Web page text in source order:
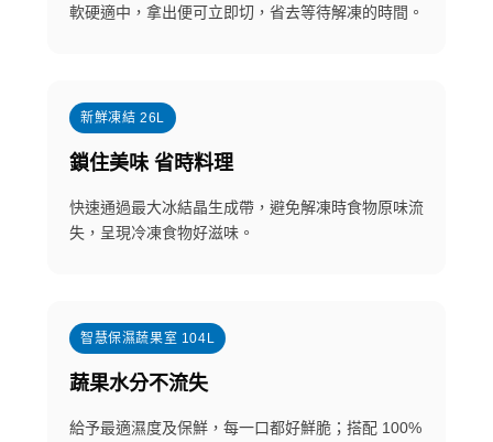
軟硬適中，拿出便可立即切，省去等待解凍的時間。
新鮮凍結 26L
鎖住美味 省時料理
快速通過最大冰結晶生成帶，避免解凍時食物原味流
失，呈現冷凍食物好滋味。
智慧保濕蔬果室 104L
蔬果水分不流失
給予最適濕度及保鮮，每一口都好鮮脆；搭配 100%